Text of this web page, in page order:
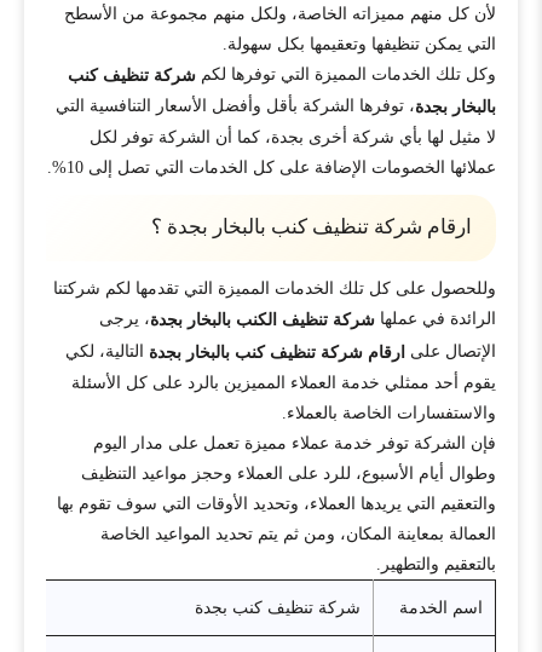
لأن كل منهم مميزاته الخاصة، ولكل منهم مجموعة من الأسطح
التي يمكن تنظيفها وتعقيمها بكل سهولة.
وكل تلك الخدمات المميزة التي توفرها لكم شركة تنظيف كنب
بالبخار بجدة، توفرها الشركة بأقل وأفضل الأسعار التنافسية التي
لا مثيل لها بأي شركة أخرى بجدة، كما أن الشركة توفر لكل
عملائها الخصومات الإضافة على كل الخدمات التي تصل إلى 10%.
ارقام شركة تنظيف كنب بالبخار بجدة ؟
وللحصول على كل تلك الخدمات المميزة التي تقدمها لكم شركتنا
الرائدة في عملها شركة تنظيف الكنب بالبخار بجدة، يرجى
الإتصال على ارقام شركة تنظيف كنب بالبخار بجدة التالية، لكي
يقوم أحد ممثلي خدمة العملاء المميزين بالرد على كل الأسئلة
والاستفسارات الخاصة بالعملاء.
فإن الشركة توفر خدمة عملاء مميزة تعمل على مدار اليوم
وطوال أيام الأسبوع، للرد على العملاء وحجز مواعيد التنظيف
والتعقيم التي يريدها العملاء، وتحديد الأوقات التي سوف تقوم بها
العمالة بمعاينة المكان، ومن ثم يتم تحديد المواعيد الخاصة
بالتعقيم والتطهير.
اسم الخدمة شركة تنظيف كنب بجدة